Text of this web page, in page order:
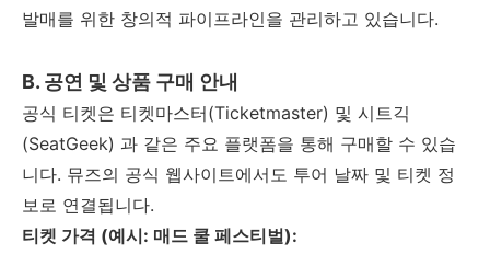
발매를 위한 창의적 파이프라인을 관리하고 있습니다.
B. 공연 및 상품 구매 안내
공식 티켓은 티켓마스터(Ticketmaster) 및 시트긱
(SeatGeek) 과 같은 주요 플랫폼을 통해 구매할 수 있습
니다. 뮤즈의 공식 웹사이트에서도 투어 날짜 및 티켓 정
보로 연결됩니다.
티켓 가격 (예시: 매드 쿨 페스티벌):